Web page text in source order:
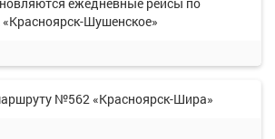
Шушенское»
№562 «Красноярск-Шира»